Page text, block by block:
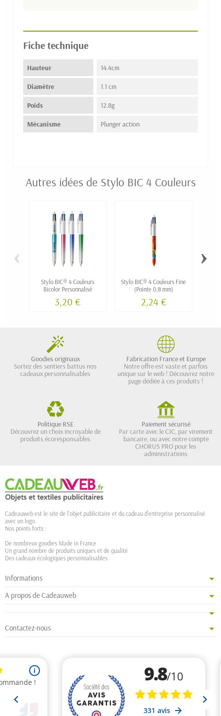
Fiche technique
Hauteur 14.4cm
Diamètre 1.1 cm
Poids 12.8g
Mécanisme Plunger action
Autres idées de Stylo BIC 4 Couleurs
Stylo BIC® 4 Couleurs
Bicolor Personnalisé
3,20 €
Stylo BIC® 4 Couleurs Fine
(Pointe 0,8 mm)
2,24 €
‹ ›
Goodies originaux
Sortez des sentiers battus nos
cadeaux personnalisables
Fabrication France et Europe
Notre offre est vaste et parfois
unique sur le web ! Découvrez notre
page dédiée à ces produits !
Politique RSE
Découvrez un choix incroyable de
produits écoresponsables
Paiement sécurisé
Par carte avec le CIC, par virement
bancaire, ou avec notre compte
CHORUS PRO pour les
administrations
Cadeauweb est le site de l'objet publicitaire et du cadeau d'entreprise personnalisé
avec un logo.
Nos points forts :
De nombreux goodies Made in France
Un grand nombre de produits uniques et de qualité
Des cadeaux écologiques personnalisables
Informations
A propos de Cadeauweb
Contactez-nous